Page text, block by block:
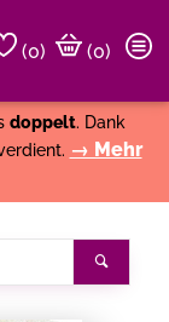
(0)
(0)
doppelt. Dank
→ Mehr